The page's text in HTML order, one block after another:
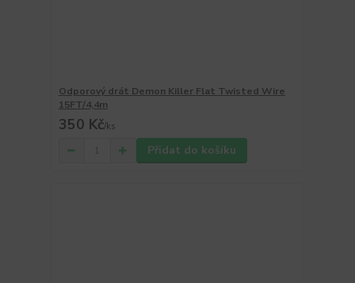
Odporový drát Demon Killer Flat Twisted Wire
15FT/4,4m
350 Kč/ks
Přidat do košíku